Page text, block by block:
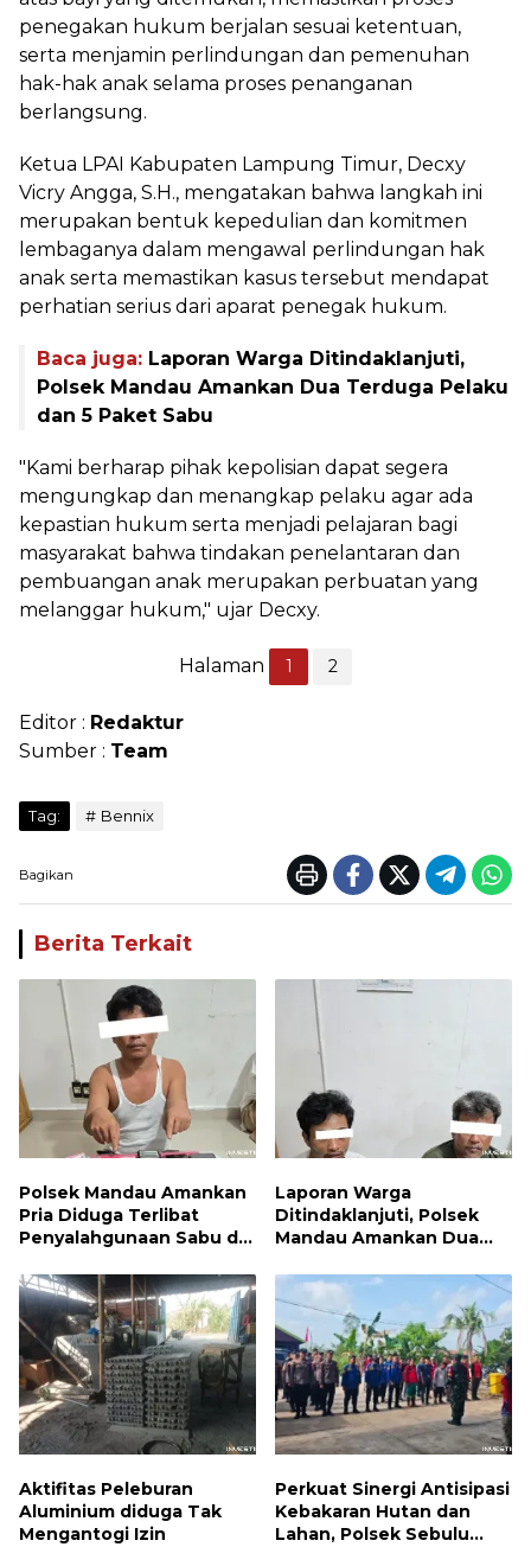
penegakan hukum berjalan sesuai ketentuan,
serta menjamin perlindungan dan pemenuhan
hak-hak anak selama proses penanganan
berlangsung.
Ketua LPAI Kabupaten Lampung Timur, Decxy
Vicry Angga, S.H., mengatakan bahwa langkah ini
merupakan bentuk kepedulian dan komitmen
lembaganya dalam mengawal perlindungan hak
anak serta memastikan kasus tersebut mendapat
perhatian serius dari aparat penegak hukum.
Baca juga: Laporan Warga Ditindaklanjuti,
Polsek Mandau Amankan Dua Terduga Pelaku
dan 5 Paket Sabu
"Kami berharap pihak kepolisian dapat segera
mengungkap dan menangkap pelaku agar ada
kepastian hukum serta menjadi pelajaran bagi
masyarakat bahwa tindakan penelantaran dan
pembuangan anak merupakan perbuatan yang
melanggar hukum," ujar Decxy.
Halaman 1 2
Editor : Redaktur
Sumber : Team
Tag: Bennix
Bagikan
Berita Terkait
Polsek Mandau Amankan
Pria Diduga Terlibat
Penyalahgunaan Sabu di
Laporan Warga
Ditindaklanjuti, Polsek
Mandau Amankan Dua
Paket Sabu
Aktifitas Peleburan
Aluminium diduga Tak
Mengantogi Izin
Perkuat Sinergi Antisipasi
Kebakaran Hutan dan
Lahan, Polsek Sebulu